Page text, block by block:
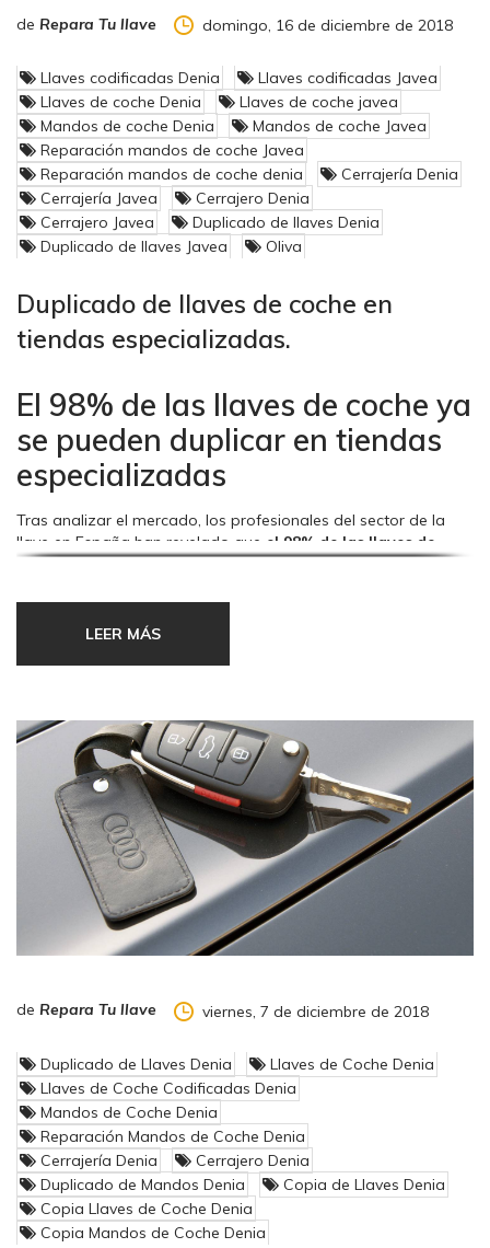
de Repara Tu llave domingo, 16 de diciembre de 2018
Llaves codificadas Denia
Llaves codificadas Javea
Llaves de coche Denia
Llaves de coche javea
Mandos de coche Denia
Mandos de coche Javea
Reparación mandos de coche Javea
Reparación mandos de coche denia
Cerrajería Denia
Cerrajería Javea
Cerrajero Denia
Cerrajero Javea
Duplicado de llaves Denia
Duplicado de llaves Javea
Oliva
Duplicado de llaves de coche en
tiendas especializadas.
El 98% de las llaves de coche ya
se pueden duplicar en tiendas
especializadas
Tras analizar el mercado, los profesionales del sector de la
llave en España han revelado que el 98% de las llaves de
coche ya se pueden duplicar en tiendas especializadas del
talleres de reparación de calzado, con una oferta de precio
mucho más competitivo que la ofrecida por los concesionarios
mayoría de las tiendas pueden hacer la copia de la llave sin el
mando del vehículo, en el caso de querer la llave con mando,
todo depende de su maquinaria”. Actualmente, el 98% de las
llaves del mercado se pueden duplicar, el otro 2% de llaves
que no se pueden copiar son rarezas o casos excepcionales.
Raymond Fontao, tambien nos explica que:
“antes, los
conductores pensaban que las copias solo podían realizarse en
los concesionarios, pero las tiendas especializadas también
hacen duplicados y a un precio más económico”. “De hecho, las
marcas de coche no fabrican llaves, sino que las encargan a
especialistas en cerraduras. De la parte electrónica, se encargan
Según El Real Automóvil Club de Cataluña (RACC),
11.160 conductores perdieron las llaves de su coche
durante el 2013, siendo esta una cifra preocupante.
LEER MÁS
de Repara Tu llave viernes, 7 de diciembre de 2018
Duplicado de Llaves Denia
Llaves de Coche Denia
Llaves de Coche Codificadas Denia
Mandos de Coche Denia
Reparación Mandos de Coche Denia
Cerrajería Denia
Cerrajero Denia
Duplicado de Mandos Denia
Copia de Llaves Denia
Copia Llaves de Coche Denia
Copia Mandos de Coche Denia